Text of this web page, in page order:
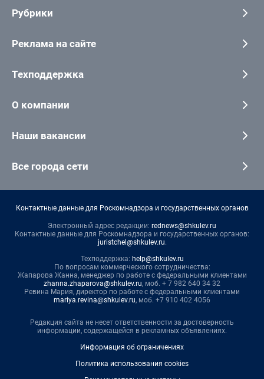
Рубрики
Реклама на сайте
Техподдержка
О компании
Наши вакансии
Все города сети
Контактные данные для Роскомнадзора и государственных органов
Электронный адрес редакции: rednews@shkulev.ru
Контактные данные для Роскомнадзора и государственных органов:
juristchel@shkulev.ru.
Техподдержка: help@shkulev.ru
По вопросам коммерческого сотрудничества:
Жапарова Жанна, менеджер по работе с федеральными клиентами
zhanna.zhaparova@shkulev.ru, моб. + 7 982 640 34 32
Ревина Мария, директор по работе с федеральными клиентами
mariya.revina@shkulev.ru, моб. +7 910 402 4056
Редакция сайта не несет ответственности за достоверность
информации, содержащейся в рекламных объявлениях.
Информация об ограничениях
Политика использования cookies